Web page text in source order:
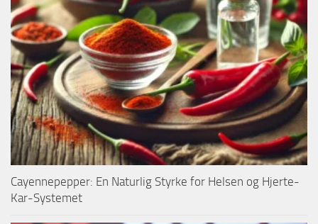
Cayennepepper: En Naturlig Styrke for Helsen og Hjerte-
Kar-Systemet